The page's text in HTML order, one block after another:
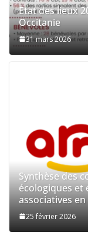
Etat des lieux
Occitanie
31 mars 2026
Synthèse des
écologiques et
associatives
25 février 2026